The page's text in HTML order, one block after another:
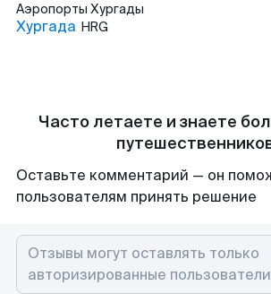
Аэропорты Хургады
Хургада HRG
Часто летаете и знаете
Оставьте комментарий — он
пользователям принять решение